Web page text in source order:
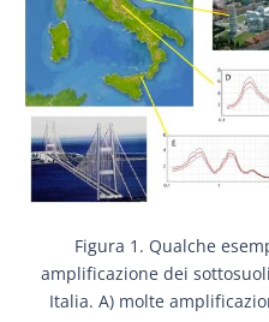
Figura 1. Qualche
amplificazione dei
Italia. A) molte